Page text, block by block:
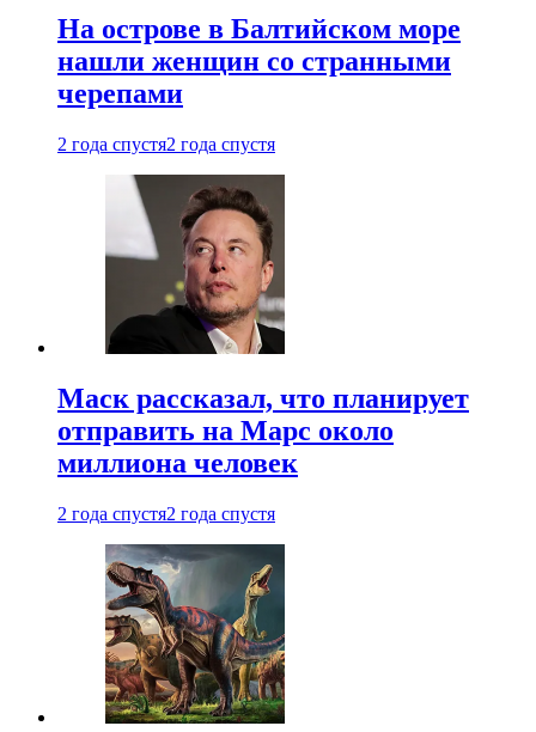
На острове в Балтийском море
нашли женщин со странными
черепами
2 года спустя2 года спустя
Маск рассказал, что планирует
отправить на Марс около
миллиона человек
2 года спустя2 года спустя